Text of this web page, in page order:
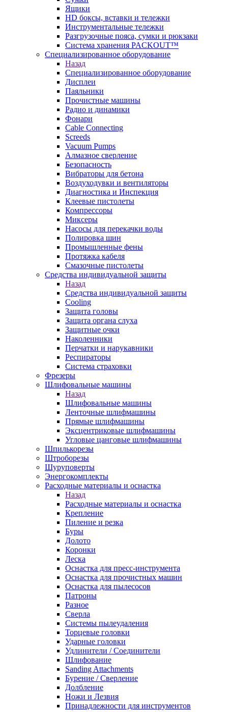
Ящики
HD боксы, вставки и тележки
Инструментальные тележки
Разгрузочные пояса, сумки и рюкзаки
Система хранения PACKOUT™
Специализированное оборудование
Назад
Специализированное оборудование
Дисплеи
Паяльники
Прочистные машины
Радио и динамики
Фонари
Cable Connecting
Screeds
Vacuum Pumps
Алмазное сверление
Безопасность
Вибраторы для бетона
Воздуходувки и вентиляторы
Диагностика и Инспекция
Клеевые пистолеты
Компрессоры
Миксеры
Насосы для перекачки воды
Полировка шин
Промышленные фены
Протяжка кабеля
Смазочные пистолеты
Средства индивидуальной защиты
Назад
Средства индивидуальной защиты
Cooling
Защита головы
Защита органа слуха
Защитные очки
Наколенники
Перчатки и нарукавники
Респираторы
Система страховки
Фрезеры
Шлифовальные машины
Назад
Шлифовальные машины
Ленточные шлифмашины
Прямые шлифмашины
Эксцентриковые шлифмашины
Угловые цанговые шлифмашины
Шпилькорезы
Штроборезы
Шуруповерты
Энергокомплекты
Расходные материалы и оснастка
Назад
Расходные материалы и оснастка
Крепление
Пиление и резка
Буры
Долото
Коронки
Леска
Оснастка для пресс-инструмента
Оснастка для прочистных машин
Оснастка для пылесосов
Патроны
Разное
Сверла
Системы пылеудаления
Торцевые головки
Ударные головки
Удлинители / Соединители
Шлифование
Sanding Attachments
Бурение / Сверление
Долбление
Ножи и Лезвия
Принадлежности для инструментов